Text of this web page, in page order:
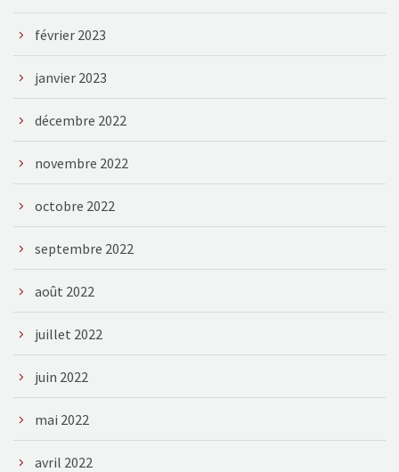
février 2023
janvier 2023
décembre 2022
novembre 2022
octobre 2022
septembre 2022
août 2022
juillet 2022
juin 2022
mai 2022
avril 2022